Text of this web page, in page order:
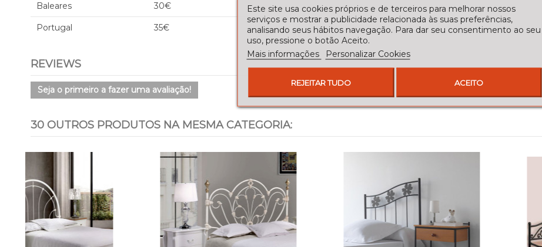
Baleares 30€
Portugal 35€
REVIEWS
Seja o primeiro a fazer uma avaliação!
30 OUTROS PRODUTOS NA MESMA CATEGORIA:
Este site usa cookies próprios e de terceiros para melhorar nossos
serviços e mostrar a publicidade relacionada às suas preferências,
analisando seus hábitos navegação. Para dar seu consentimento ao seu
uso, pressione o botão Aceito.
Mais informações
Personalizar Cookies
REJEITAR TUDO ACEITO